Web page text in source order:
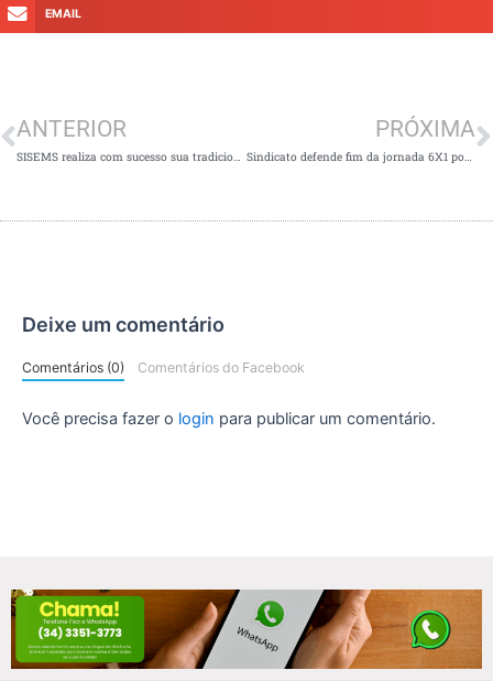
EMAIL
ANTERIOR PRÓXIMA
Sindicato defende fim da jornada 6X1 por mais descanso para o trabalhador
Deixe um comentário
Comentários (0) Comentários do Facebook
Você precisa fazer o login para publicar um comentário.